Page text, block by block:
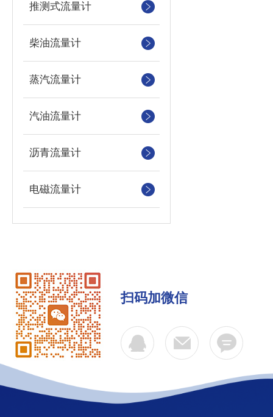
推测式流量计
柴油流量计
蒸汽流量计
汽油流量计
沥青流量计
电磁流量计
扫码加微信